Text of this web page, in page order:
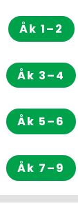
Åk 1–2
Åk 3–4
Åk 5–6
Åk 7–9